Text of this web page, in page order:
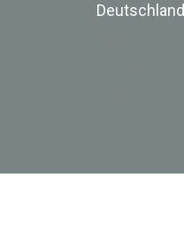
Deutschland